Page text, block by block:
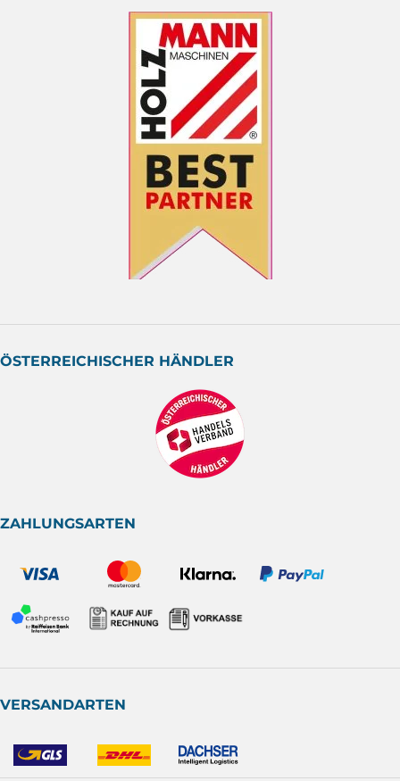
ÖSTERREICHISCHER HÄNDLER
ZAHLUNGSARTEN
VERSANDARTEN